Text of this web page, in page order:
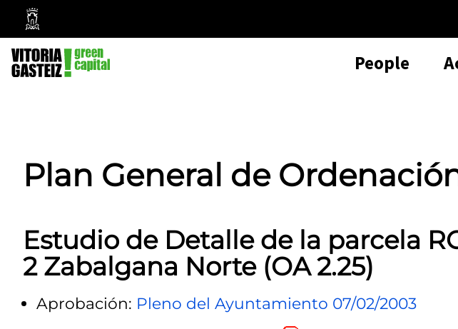
Vitoria-
Gasteiz
City
Council
People
Plan General de
Estudio de Detalle de la parcela
2 Zabalgana Norte (OA 2.25)
Aprobación: Pleno del Ayuntamiento 07/02/2003